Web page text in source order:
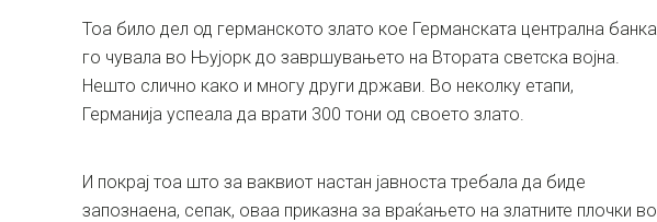
Тоа било дел од германското злато кое Германската централна банка
го чувала во Њујорк до завршувањето на Втората светска војна.
Нешто слично како и многу други држави. Во неколку етапи,
Германија успеала да врати 300 тони од своето злато.
И покрај тоа што за ваквиот настан јавноста требала да биде
запознаена, сепак, оваа приказна за враќањето на златните плочки во